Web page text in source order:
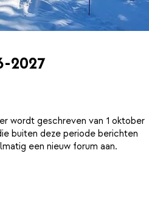
2027
wordt geschreven van 1 oktober
buiten deze periode berichten
een nieuw forum aan.